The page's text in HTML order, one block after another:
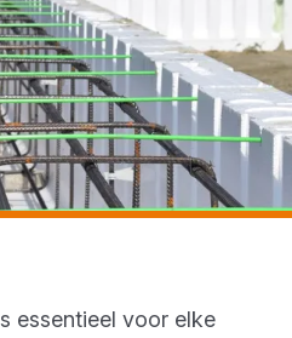
essentieel voor elke